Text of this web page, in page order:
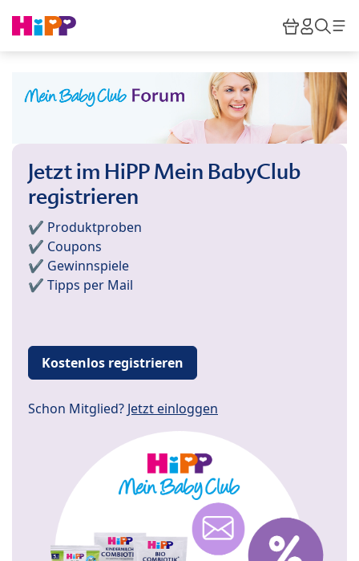
HiPP
Jetzt im HiPP Mein BabyClub
registrieren
✔️ Produktproben
✔️ Coupons
✔️ Gewinnspiele
✔️ Tipps per Mail
Kostenlos registrieren
Schon Mitglied? Jetzt einloggen